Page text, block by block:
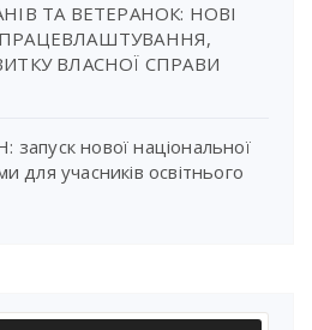
ТА ВЕТЕРАНОК: НОВІ
ВЛАСНОЇ СПРАВИ
нової національної
для учасників освітнього